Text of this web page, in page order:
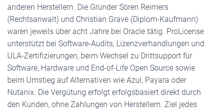
anderen Herstellern. Die Gründer Sören Reimers
(Rechtsanwalt) und Christian Grave (Diplom-Kaufmann)
waren jeweils über acht Jahre bei Oracle tätig. ProLicense
unterstützt bei Software-Audits, Lizenzverhandlungen und
ULA-Zertifizierungen, beim Wechsel zu Drittsupport für
Software, Hardware und End-of-Life Open Source sowie
beim Umstieg auf Alternativen wie Azul, Payara oder
Nutanix. Die Vergütung erfolgt erfolgsbasiert direkt durch
den Kunden, ohne Zahlungen von Herstellern. Ziel jedes